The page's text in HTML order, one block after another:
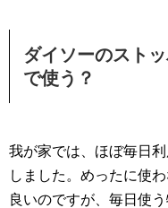
ダイソーのスト
で使う？
我が家では、ほぼ毎日
しました。めったに使
良いのですが、毎日使